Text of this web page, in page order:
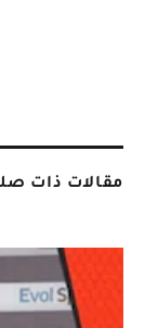
مقالات ذات